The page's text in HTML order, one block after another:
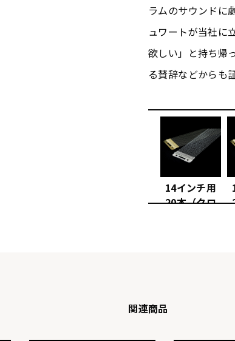
ラムのサウンドに
ュワートが当社に
欲しい」と持ち帰
る賛辞などからも
14インチ用
20本（クロ
関連商品